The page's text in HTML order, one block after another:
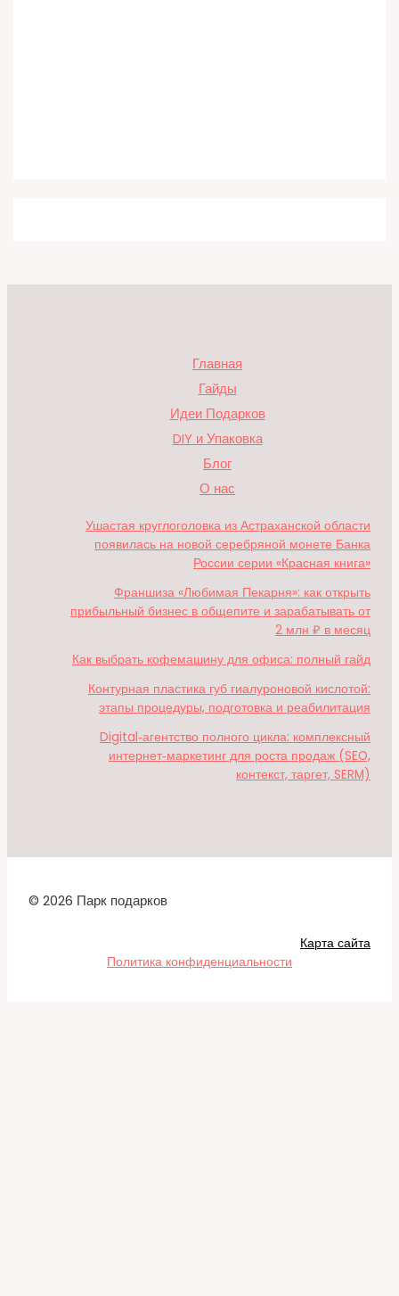
Главная
Гайды
Идеи Подарков
DIY и Упаковка
Блог
О нас
Ушастая круглоголовка из Астраханской области
появилась на новой серебряной монете Банка
России серии «Красная книга»
Франшиза «Любимая Пекарня»: как открыть
прибыльный бизнес в общепите и зарабатывать от
2 млн ₽ в месяц
Как выбрать кофемашину для офиса: полный гайд
Контурная пластика губ гиалуроновой кислотой:
этапы процедуры, подготовка и реабилитация
Digital‑агентство полного цикла: комплексный
интернет‑маркетинг для роста продаж (SEO,
контекст, таргет, SERM)
© 2026 Парк подарков
Карта сайта
Политика конфиденциальности